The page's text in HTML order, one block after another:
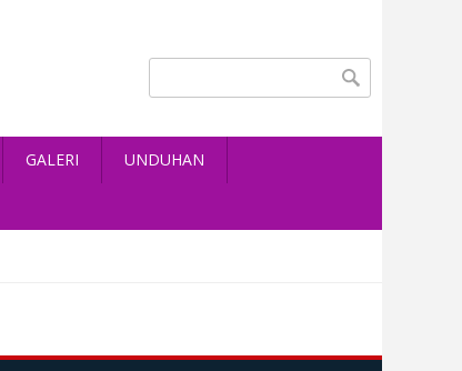
Search form
GALERI UNDUHAN